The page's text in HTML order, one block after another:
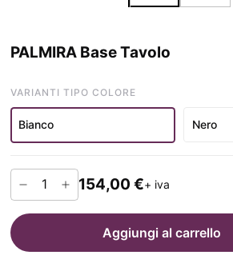
PALMIRA Base Tavolo
VARIANTI TIPO COLORE
Bianco Nero
154,00 €+ iva
Aggiungi al carrello